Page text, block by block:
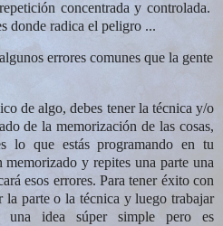
concentrada y controlada.
donde radica el peligro ...
errores comunes que la gente
de algo, debes tener la técnica y/o
de la memorización de las cosas,
lo que estás programando en tu
y repites una parte una
esos errores. Para tener éxito con
la parte o la técnica y luego trabajar
idea súper simple pero es